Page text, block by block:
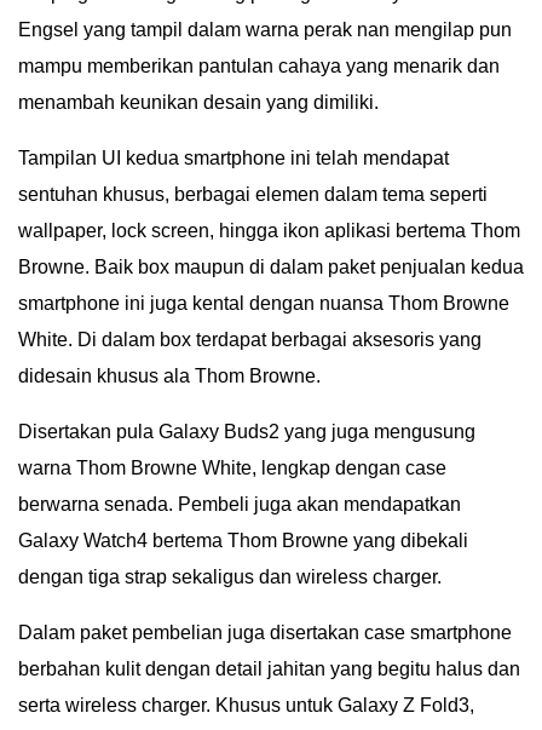
Engsel yang tampil dalam warna perak nan mengilap pun
mampu memberikan pantulan cahaya yang menarik dan
menambah keunikan desain yang dimiliki.
Tampilan UI kedua smartphone ini telah mendapat
sentuhan khusus, berbagai elemen dalam tema seperti
wallpaper, lock screen, hingga ikon aplikasi bertema Thom
Browne. Baik box maupun di dalam paket penjualan kedua
smartphone ini juga kental dengan nuansa Thom Browne
White. Di dalam box terdapat berbagai aksesoris yang
didesain khusus ala Thom Browne.
Disertakan pula Galaxy Buds2 yang juga mengusung
warna Thom Browne White, lengkap dengan case
berwarna senada. Pembeli juga akan mendapatkan
Galaxy Watch4 bertema Thom Browne yang dibekali
dengan tiga strap sekaligus dan wireless charger.
Dalam paket pembelian juga disertakan case smartphone
berbahan kulit dengan detail jahitan yang begitu halus dan
serta wireless charger. Khusus untuk Galaxy Z Fold3,